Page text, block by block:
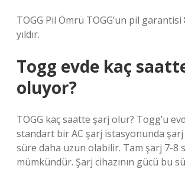
TOGG Pil Ömrü TOGG’un pil garantisi
yıldır.
Togg evde kaç
oluyor?
TOGG kaç saatte şarj olur? Togg’u
standart bir AC şarj istasyonunda
süre daha uzun olabilir. Tam şarj 7-8
mümkündür. Şarj cihazının gücü bu